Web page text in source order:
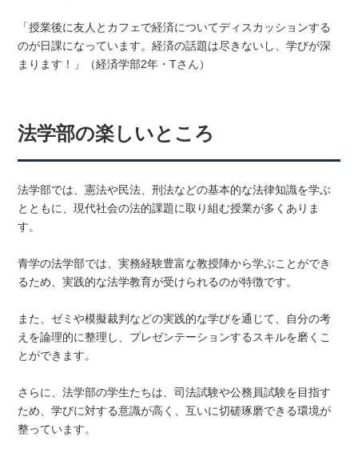
「授業後に友人とカフェで経済についてディスカッションする
のが日課になっています。経済の話題は尽きないし、学びが深
まります！」（経済学部2年・Tさん）
法学部の楽しいところ
法学部では、憲法や民法、刑法などの基本的な法律知識を学ぶ
とともに、現代社会の法的課題に取り組む授業が多くありま
す。
青学の法学部では、実務経験豊富な教授陣から学ぶことができ
るため、実践的な法学教育が受けられるのが特徴です。
また、ゼミや模擬裁判などの実践的な学びを通じて、自分の考
えを論理的に整理し、プレゼンテーションするスキルを磨くこ
とができます。
さらに、法学部の学生たちは、司法試験や公務員試験を目指す
ため、学びに対する意識が高く、互いに切磋琢磨できる環境が
整っています。